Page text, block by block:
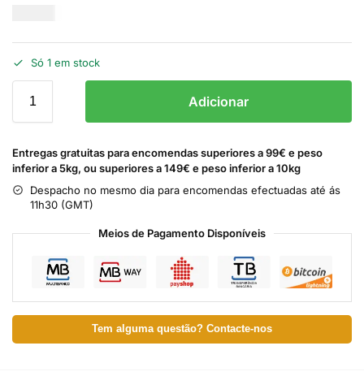
Só 1 em stock
Adicionar
Entregas gratuitas para encomendas superiores a 99€ e peso
inferior a 5kg, ou superiores a 149€ e peso inferior a 10kg
Despacho no mesmo dia para encomendas efectuadas até ás
11h30 (GMT)
Meios de Pagamento Disponíveis
Tem alguma questão? Contacte-nos